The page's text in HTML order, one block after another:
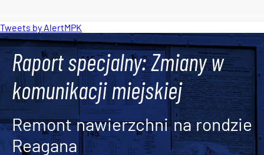
Tweets by AlertMPK
Raport specjalny: Zmiany w
komunikacji miejskiej
Remont nawierzchni na rondzie
Reagana